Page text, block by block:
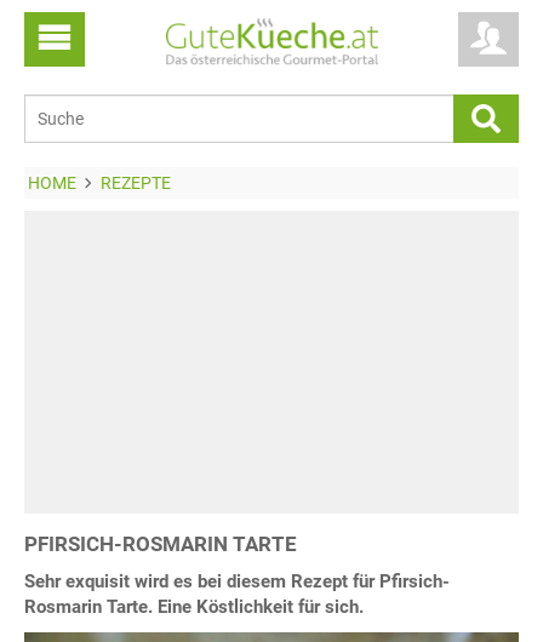
HOME REZEPTE
PFIRSICH-ROSMARIN TARTE
Sehr exquisit wird es bei diesem Rezept für Pfirsich-
Rosmarin Tarte. Eine Köstlichkeit für sich.